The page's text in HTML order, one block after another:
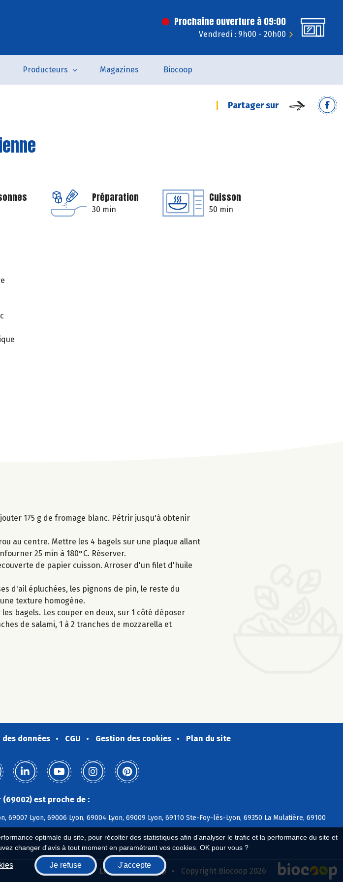
optimale du site, pour récolter des statistiques afin d'analyser le trafic et la performance du site et
changer d'avis à tout moment en paramétrant vos cookies. OK pour vous ?
Je refuse J'accepte
Prochaine ouverture à 09:00
Vendredi : 9h00 - 20h00
Producteurs Magazines Biocoop
Partager sur
Préparation
30 min
Cuisson
50 min
175 g de fromage blanc. Pétrir jusqu'à obtenir
au centre. Mettre les 4 bagels sur une plaque allant
25 min à 180°C. Réserver.
de papier cuisson. Arroser d'un filet d'huile
d'ail épluchées, les pignons de pin, le reste du
texture homogène.
bagels. Les couper en deux, sur 1 côté déposer
de salami, 1 à 2 tranches de mozzarella et
données CGU Gestion des cookies Plan du site
est proche de :
69007 Lyon, 69006 Lyon, 69004 Lyon, 69009 Lyon, 69110 Ste-Foy-lès-Lyon, 69350 La Mulatière, 69100
Biocoop.fr Le réseau Biocoop Copyright Biocoop 2026